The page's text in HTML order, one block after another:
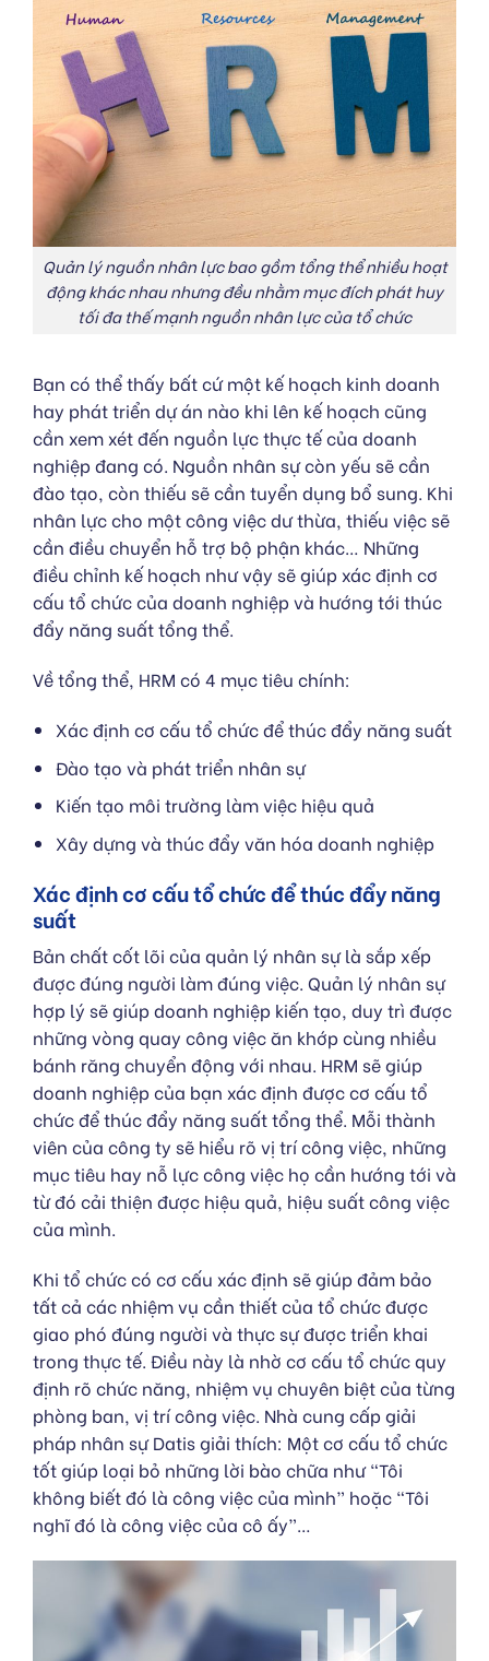
Quản lý nguồn nhân lực bao gồm tổng thể nhiều hoạt
động khác nhau nhưng đều nhằm mục đích phát huy
tối đa thế mạnh nguồn nhân lực của tổ chức
Bạn có thể thấy bất cứ một kế hoạch kinh doanh
hay phát triển dự án nào khi lên kế hoạch cũng
cần xem xét đến nguồn lực thực tế của doanh
nghiệp đang có. Nguồn nhân sự còn yếu sẽ cần
đào tạo, còn thiếu sẽ cần tuyển dụng bổ sung. Khi
nhân lực cho một công việc dư thừa, thiếu việc sẽ
cần điều chuyển hỗ trợ bộ phận khác… Những
điều chỉnh kế hoạch như vậy sẽ giúp xác định cơ
cấu tổ chức của doanh nghiệp và hướng tới thúc
đẩy năng suất tổng thể.
Về tổng thể, HRM có 4 mục tiêu chính:
Xác định cơ cấu tổ chức để thúc đẩy năng suất
Đào tạo và phát triển nhân sự
Kiến tạo môi trường làm việc hiệu quả
Xây dựng và thúc đẩy văn hóa doanh nghiệp
Xác định cơ cấu tổ chức để thúc đẩy năng
suất
Bản chất cốt lõi của quản lý nhân sự là sắp xếp
được đúng người làm đúng việc. Quản lý nhân sự
hợp lý sẽ giúp doanh nghiệp kiến tạo, duy trì được
những vòng quay công việc ăn khớp cùng nhiều
bánh răng chuyển động với nhau. HRM sẽ giúp
doanh nghiệp của bạn xác định được cơ cấu tổ
chức để thúc đẩy năng suất tổng thể. Mỗi thành
viên của công ty sẽ hiểu rõ vị trí công việc, những
mục tiêu hay nỗ lực công việc họ cần hướng tới và
từ đó cải thiện được hiệu quả, hiệu suất công việc
của mình.
Khi tổ chức có cơ cấu xác định sẽ giúp đảm bảo
tất cả các nhiệm vụ cần thiết của tổ chức được
giao phó đúng người và thực sự được triển khai
trong thực tế. Điều này là nhờ cơ cấu tổ chức quy
định rõ chức năng, nhiệm vụ chuyên biệt của từng
phòng ban, vị trí công việc. Nhà cung cấp giải
pháp nhân sự Datis giải thích: Một cơ cấu tổ chức
tốt giúp loại bỏ những lời bào chữa như “Tôi
không biết đó là công việc của mình” hoặc “Tôi
nghĩ đó là công việc của cô ấy”…